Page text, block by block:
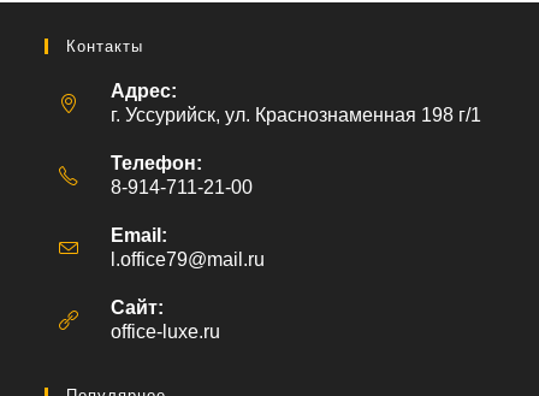
Контакты
Адрес:
г. Уссурийск, ул. Краснознаменная 198 г/1
Телефон:
8-914-711-21-00
Email:
l.office79@mail.ru
Сайт:
office-luxe.ru